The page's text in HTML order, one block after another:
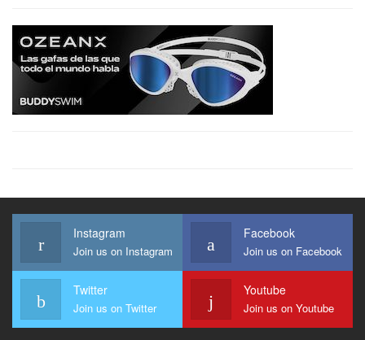
Instagram
Join us on Instagram
Facebook
Join us on Facebook
Twitter
Join us on Twitter
Youtube
Join us on Youtube